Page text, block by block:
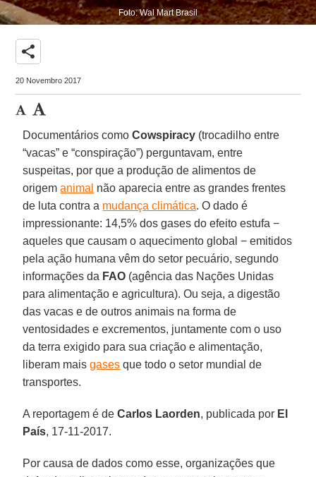
Foto: Wal Mart Brasil
share
20 Novembro 2017
Documentários comoCowspiracy (trocadilho entre
“vacas” e “conspiração”) perguntavam, entre
suspeitas, por que a produção de alimentos de
origemanimal não aparecia entre as grandes frentes
de luta contra a mudança climática. O dado é
impressionante: 14,5% dos gases do efeito estufa −
aqueles que causam o aquecimento global − emitidos
pela ação humana vêm do setor pecuário, segundo
informações da FAO (agência das Nações Unidas
para alimentação e agricultura). Ou seja, a digestão
das vacas e de outros animais na forma de
ventosidades e excrementos, juntamente com o uso
da terra exigido para sua criação e alimentação,
liberam maisgases que todo o setor mundial de
transportes.
A reportagem é deCarlos Laorden, publicada por El
País, 17-11-2017.
Por causa de dados como esse, organizações que